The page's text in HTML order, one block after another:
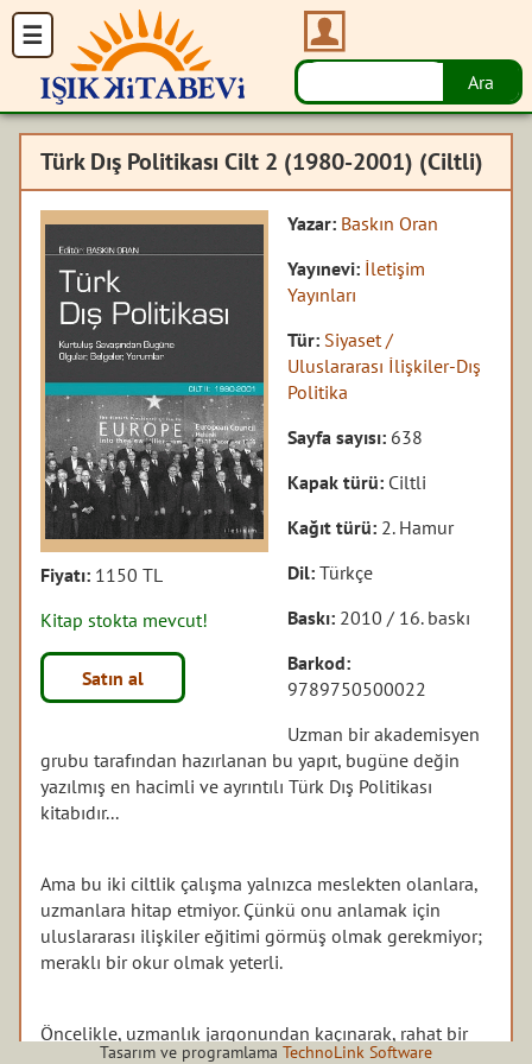
Türk Dış Politikası Cilt 2 (1980-2001) (Ciltli)
Fiyatı: 1150 TL
Kitap stokta mevcut!
Satın al
Yazar: Baskın Oran
Yayınevi: İletişim
Yayınları
Tür: Siyaset /
Uluslararası İlişkiler-Dış
Politika
Sayfa sayısı: 638
Kapak türü: Ciltli
Kağıt türü: 2. Hamur
Dil:Türkçe
Baskı: 2010 / 16. baskı
Barkod:
9789750500022
Uzman bir akademisyen
grubu tarafından hazırlanan bu yapıt, bugüne değin
yazılmış en hacimli ve ayrıntılı Türk Dış Politikası
kitabıdır...
Ama bu iki ciltlik çalışma yalnızca meslekten olanlara,
uzmanlara hitap etmiyor. Çünkü onu anlamak için
uluslararası ilişkiler eğitimi görmüş olmak gerekmiyor;
meraklı bir okur olmak yeterli.
Öncelikle, uzmanlık jargonundan kaçınarak, rahat bir
dille kaleme alındı. İkincisi, dış politika, toplumsal
Tasarım ve programlama TechnoLink Software